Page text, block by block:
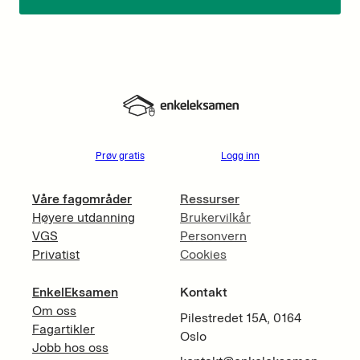
Prøv gratis Logg inn
Våre fagområder
Høyere utdanning
VGS
Privatist
EnkelEksamen
Om oss
Fagartikler
Jobb hos oss
Ressurser
Brukervilkår
Personvern
Cookies
Kontakt
Pilestredet 15A, 0164
Oslo